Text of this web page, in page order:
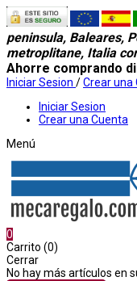
peninsula, Baleares,
metroplitane, Italia
Ahorre comprando
Iniciar Sesion /Crear una
Iniciar Sesion
Crear una Cuenta
Menú
0
Carrito (0)
Cerrar
No hay más artículos en